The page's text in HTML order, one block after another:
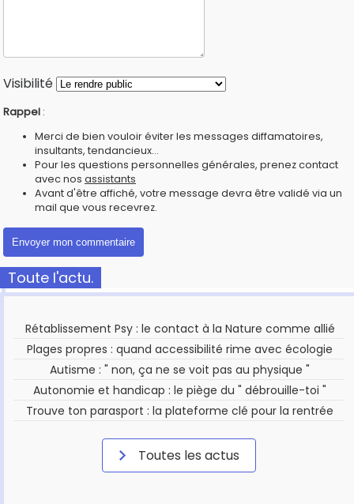
Visibilité
Rappel :
Merci de bien vouloir éviter les messages diffamatoires,
insultants, tendancieux...
Pour les questions personnelles générales, prenez contact
avec nos assistants
Avant d'être affiché, votre message devra être validé via un
mail que vous recevrez.
Toute l'actu.
Rétablissement Psy : le contact à la Nature comme allié
Plages propres : quand accessibilité rime avec écologie
Autisme : " non, ça ne se voit pas au physique "
Autonomie et handicap : le piège du " débrouille-toi "
Trouve ton parasport : la plateforme clé pour la rentrée
Toutes les actus